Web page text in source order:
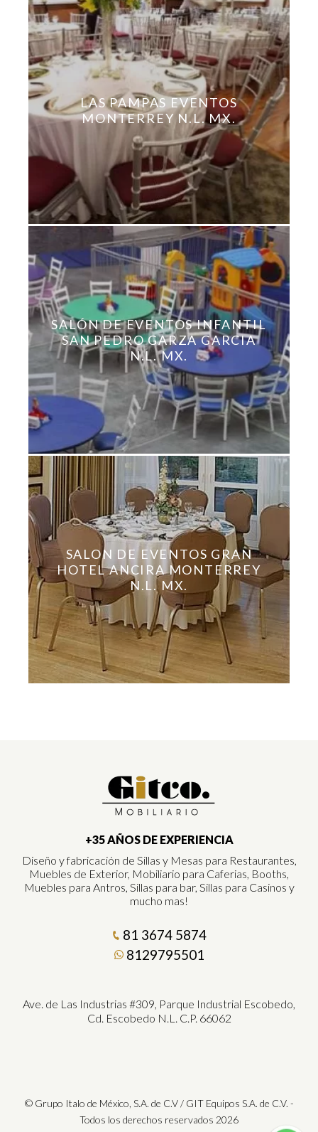
LAS PAMPAS EVENTOS
MONTERREY N.L. MX.
SALÓN DE EVENTOS INFANTIL
SAN PEDRO GARZA GARCIA
N.L. MX.
SALON DE EVENTOS GRAN
HOTEL ANCIRA MONTERREY
N.L. MX.
+35 AÑOS DE EXPERIENCIA
Diseño y fabricación de Sillas y Mesas para Restaurantes,
Muebles de Exterior, Mobiliario para Caferias, Booths,
Muebles para Antros, Sillas para bar, Sillas para Casinos y
mucho mas!
81 3674 5874
8129795501
Ave. de Las Industrias #309, Parque Industrial Escobedo,
Cd. Escobedo N.L. C.P. 66062
© Grupo Italo de México, S.A. de C.V / GIT Equipos S.A. de C.V. -
Todos los derechos reservados 2026